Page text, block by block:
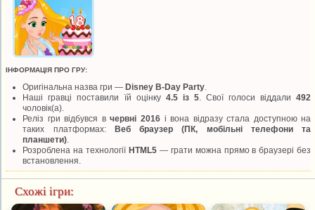
ІНФОРМАЦІЯ ПРО ГРУ:
Оригінальна назва гри —Disney B-Day Party
Наші гравці поставили їй оцінку 4.5 із 5. Свої голоси віддали492
чоловік(а).
Реліз гри відбувся вчервні 2016і вона відразу стала доступною на
таких платформах: Веб браузер (ПК, мобільні телефони та
планшети)
Розроблена на технології HTML5— грати можна прямо в браузері без
встановлення.
Схожі ігри: